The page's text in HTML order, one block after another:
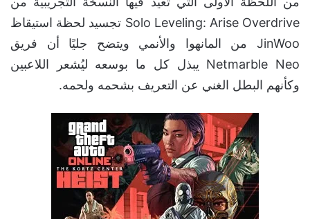
Solo Leveling: Arise Overdrive تجسيد لحظة استيقاظ
JinWoo من المانهوا والأنمي ويتضح جليًا أن فريق
Netmarble Neo يبذل كل ما بوسعه ليُشعر اللاعبين
وكأنهم البطل الغني عن التعريف بشحمه ولحمه.